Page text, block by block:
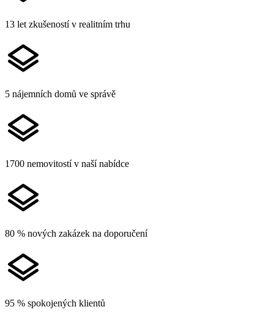
13 let zkušeností v realitním trhu
5 nájemních domů ve správě
1700 nemovitostí v naší nabídce
80 % nových zakázek na doporučení
95 % spokojených klientů